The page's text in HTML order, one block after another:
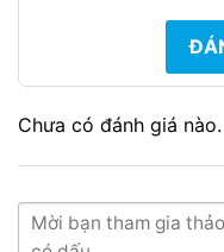
Chưa có đánh giá nào.